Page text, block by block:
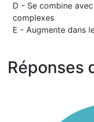
D - Se combine
complexes
E - Augmente dans
Réponses